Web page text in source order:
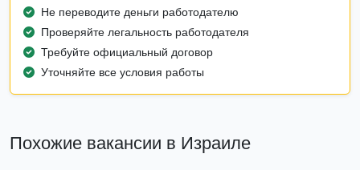
Не переводите деньги работодателю
Проверяйте легальность работодателя
Требуйте официальный договор
Уточняйте все условия работы
Похожие вакансии в Израиле